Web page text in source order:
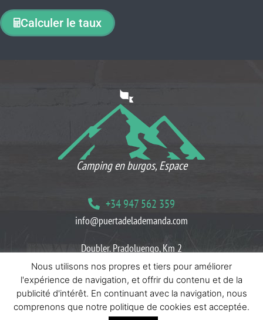
Calculer le taux
Camping en burgos, Espace
+34 947 562 359
info@puertadelademanda.com
Doubler. Pradoluengo, Km 2
09199 Herreros Villasur, Burgos
BloguerPolitiques de cookiesPolitiques de confidentialité
Nous utilisons nos propres et tiers pour améliorer
l'expérience de navigation, et offrir du contenu et de la
publicité d'intérêt. En continuant avec la navigation, nous
comprenons que notre politique de cookies est acceptée.